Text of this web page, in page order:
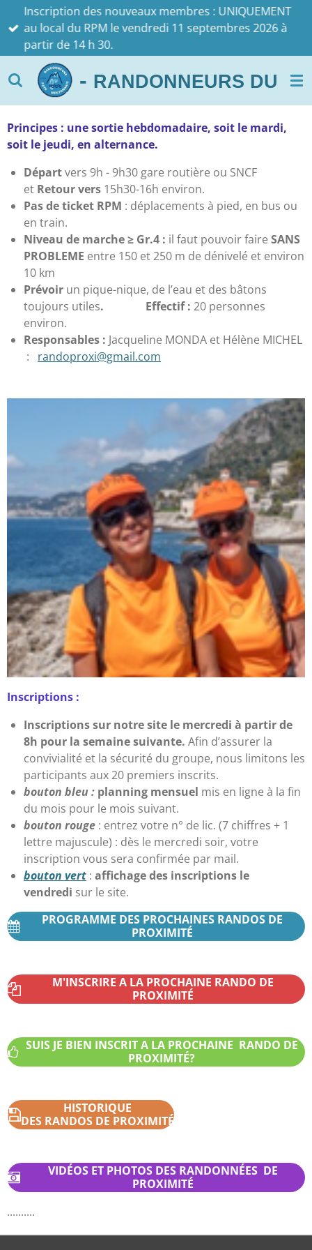
Passer
au
contenu
principal
- RANDONNEURS DU
Inscription des nouveaux membres : UNIQUEMENT
au local du RPM le vendredi 11 septembres 2026 à
partir de 14 h 30.
Principes : unesortie hebdomadaire, soit le mardi,
soit le jeudi, en alternance.
Départvers 9h - 9h30 gare routière ou SNCF
et Retour vers 15h30-16h environ.
Pas de ticket RPM : déplacements à pied, en bus ou
en train.
Niveau de marche≥ Gr.4 : il faut pouvoir faire SANS
PROBLEME entre 150 et 250 m de dénivelé et environ
10 km
Prévoir un pique-nique, de l’eau et des bâtons
toujours utiles. Effectif : 20 personnes
environ.
Responsables : Jacqueline MONDA et Hélène MICHEL
: randoproxi@gmail.com
Inscriptions :
Inscriptions sur notre site le mercredi à partir de
8h pour la semaine suivante. Afin d’assurer la
convivialité et la sécurité du groupe, nous limitons les
participants aux 20 premiers inscrits.
bouton bleu : planning mensuel mis en ligne à la fin
du mois pour le mois suivant.
bouton rouge : entrez votre n° de lic. (7 chiffres + 1
lettre majuscule) : dès le mercredi soir, votre
inscription vous sera confirmée par mail.
bouton vert : affichage des inscriptions le
vendredi sur le site.
PROGRAMME DES PROCHAINES RANDOS DE
PROXIMITÉ
M'INSCRIRE A LA PROCHAINE RANDO DE
PROXIMITÉ
SUIS JE BIEN INSCRIT A LA PROCHAINE RANDO DE
PROXIMITÉ?
HISTORIQUE
DES RANDOS DE PROXIMITÉ
VIDÉOS ET PHOTOS DES RANDONNÉES DE
PROXIMITÉ
..........